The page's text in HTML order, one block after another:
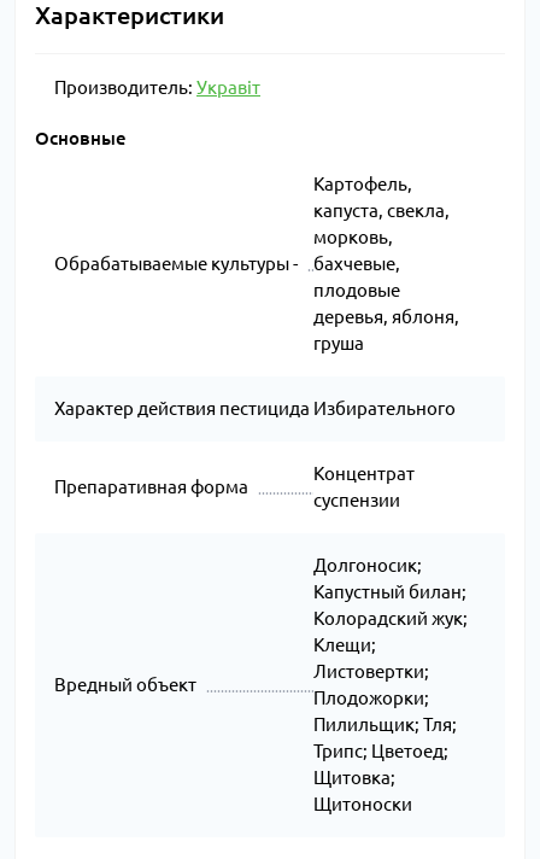
Характеристики
Производитель: Укравіт
Основные
Обрабатываемые культуры -
Картофель,
капуста, свекла,
морковь,
бахчевые,
плодовые
деревья, яблоня,
груша
Характер действия пестицида Избирательного
Препаративная форма
Концентрат
суспензии
Вредный объект
Долгоносик;
Капустный билан;
Колорадский жук;
Клещи;
Листовертки;
Плодожорки;
Пилильщик; Тля;
Трипс; Цветоед;
Щитовка;
Щитоноски